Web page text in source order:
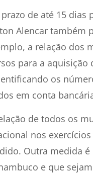
de até 15 dias
Alencar também
a relação dos
para a aquisição
os
em conta
de todos os
nos
Outra medida
e que